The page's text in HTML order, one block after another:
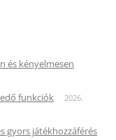
és kényelmesen
funkciók
2026.
gyors játékhozzáférés